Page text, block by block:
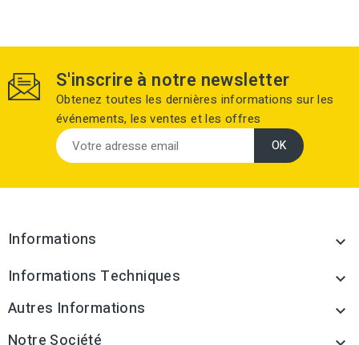
S'inscrire à notre newsletter
Obtenez toutes les dernières informations sur les
événements, les ventes et les offres
Informations 
Informations Techniques 
Autres Informations 
Notre Société